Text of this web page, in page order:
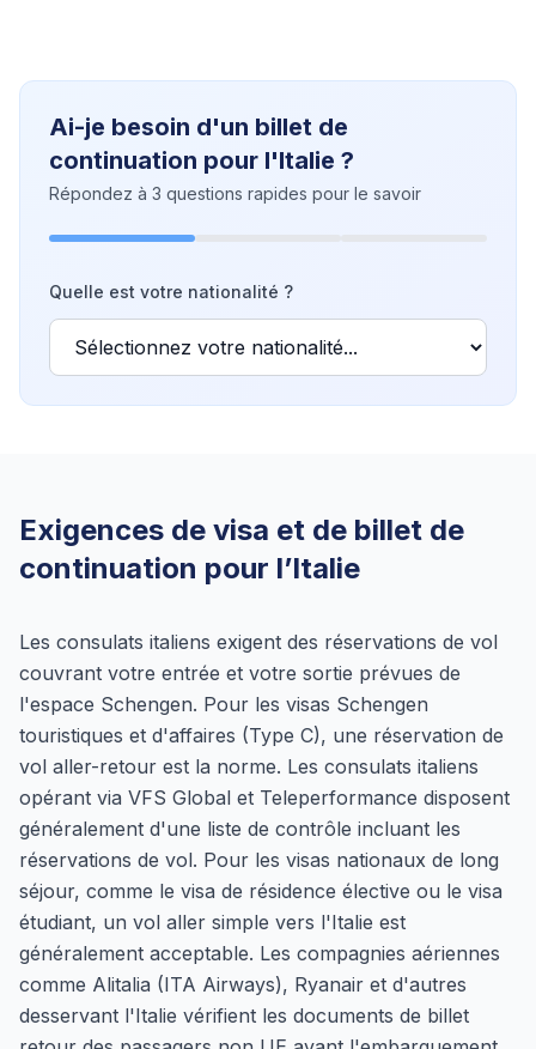
Ai-je besoin d'un billet de
continuation pour l'Italie ?
Répondez à 3 questions rapides pour le savoir
Quelle est votre nationalité ?
Exigences de visa et de billet de
continuation pour l’Italie
Les consulats italiens exigent des réservations de vol
couvrant votre entrée et votre sortie prévues de
l'espace Schengen. Pour les visas Schengen
touristiques et d'affaires (Type C), une réservation de
vol aller-retour est la norme. Les consulats italiens
opérant via VFS Global et Teleperformance disposent
généralement d'une liste de contrôle incluant les
réservations de vol. Pour les visas nationaux de long
séjour, comme le visa de résidence élective ou le visa
étudiant, un vol aller simple vers l'Italie est
généralement acceptable. Les compagnies aériennes
comme Alitalia (ITA Airways), Ryanair et d'autres
desservant l'Italie vérifient les documents de billet